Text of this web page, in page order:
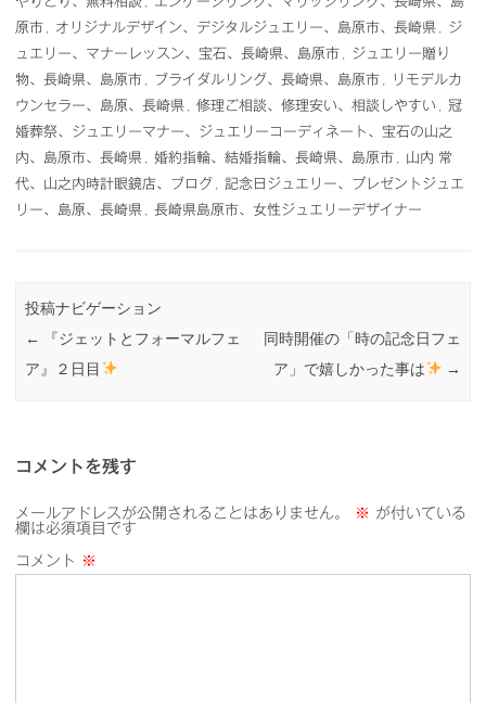
原市
オリジナルデザイン、デジタルジュエリー、島原市、長崎県
ジ
ュエリー、マナーレッスン、宝石、長崎県、島原市
ジュエリー贈り
物、長崎県、島原市
ブライダルリング、長崎県、島原市
リモデルカ
ウンセラー、島原、長崎県
修理ご相談、修理安い、相談しやすい
冠
婚葬祭、ジュエリーマナー、ジュエリーコーディネート、宝石の山之
内、島原市、長崎県
婚約指輪、結婚指輪、長崎県、島原市
山内 常
代、山之内時計眼鏡店、ブログ
記念日ジュエリー、プレゼントジュエ
リー、島原、長崎県
長崎県島原市、女性ジュエリーデザイナー
投稿ナビゲーション
←
『ジェットとフォーマルフェ
ア』２日目
同時開催の「時の記念日フェ
ア」で嬉しかった事は
→
コメントを残す
メールアドレスが公開されることはありません。 ※ が付いている
欄は必須項目です
コメント ※